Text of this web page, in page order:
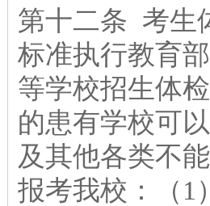
第十二条 考生
标准执行教育
等学校招生体
的患有学校可
及其他各类不
报考我校：（1